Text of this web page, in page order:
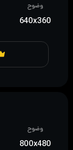
وضوح
640x360
وضوح
800x480